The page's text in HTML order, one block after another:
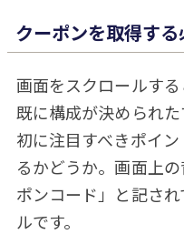
クーポンを取得す
画面をスクロールする
既に構成が決められ
初に注目すべきポイ
るかどうか。画面上
ポンコード」と記さ
ルです。